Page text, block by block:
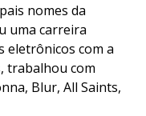
nomes da
uma carreira
eletrônicos com a
trabalhou com
Blur, All Saints,